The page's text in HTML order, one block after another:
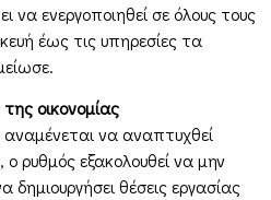
να ενεργοποιηθεί σε όλους τους
έως τις υπηρεσίες τα
οικονομίας
αναμένεται να αναπτυχθεί
ρυθμός εξακολουθεί να μην
δημιουργήσει θέσεις εργασίας